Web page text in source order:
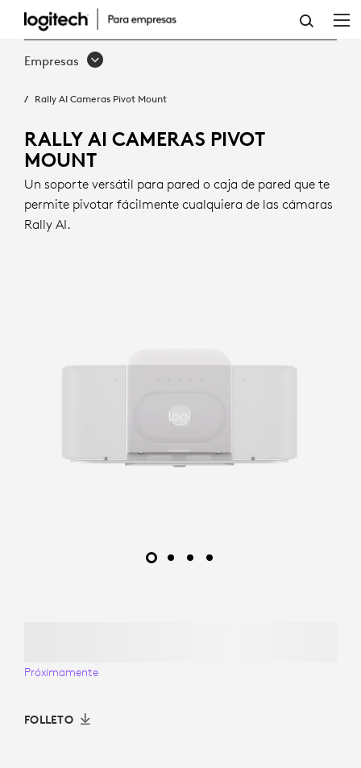
SOPORTE
PIVOTANTE
RALLY
AI
CAMERA
Empresas
Rally AI Cameras Pivot Mount
RALLY AI CAMERAS PIVOT
MOUNT
Un soporte versátil para pared o caja de pared que te
permite pivotar fácilmente cualquiera de las cámaras
Rally AI.
Próximamente
FOLLETO